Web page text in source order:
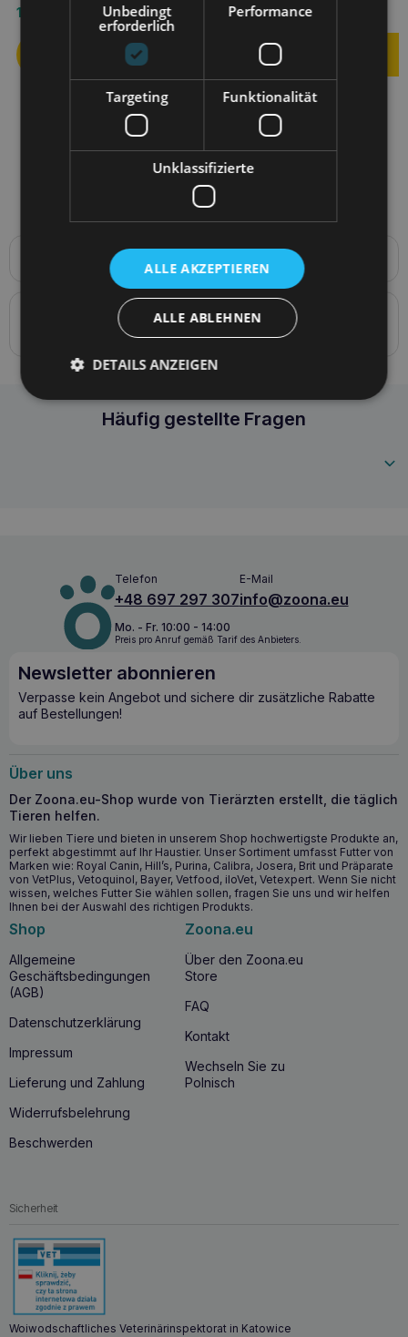
13,50
12,40€
Produktbeschreibung
Amiplay Samba Droppings Tasche Grün
Details zur Konformität des Produkts mit den
Vorschriften: Produktverantwortung
Amiplay Samba Droppings Tasche Grün
Häufig gestellte Fragen
Telefon
+48 697 297 307
E-Mail
info@zoona.eu
Mo. - Fr. 10:00 - 14:00
Preis pro Anruf gemäß Tarif des Anbieters.
Newsletter abonnieren
Verpasse kein Angebot und sichere dir zusätzliche Rabatte
auf Bestellungen!
Über uns
Der Zoona.eu-Shop wurde von Tierärzten erstellt, die täglich
Tieren helfen.
Wir lieben Tiere und bieten in unserem Shop hochwertigste Produkte an,
perfekt abgestimmt auf Ihr Haustier. Unser Sortiment umfasst Futter von
Marken wie: Royal Canin, Hill’s, Purina, Calibra, Josera, Brit und Präparate
von VetPlus, Vetoquinol, Bayer, Vetfood, iloVet, Vetexpert. Wenn Sie nicht
wissen, welches Futter Sie wählen sollen, fragen Sie uns und wir helfen
Ihnen bei der Auswahl des richtigen Produkts.
Shop
Allgemeine
Geschäftsbedingungen
(AGB)
Datenschutzerklärung
Impressum
Lieferung und Zahlung
Widerrufsbelehrung
Beschwerden
Zoona.eu
Über den Zoona.eu
Store
FAQ
Kontakt
Wechseln Sie zu
Polnisch
Sicherheit
Woiwodschaftliches Veterinärinspektorat in Katowice
Unbedingt
erforderlich
Performance
Targeting Funktionalität
Unklassifizierte
ALLE AKZEPTIEREN
ALLE ABLEHNEN
DETAILS ANZEIGEN